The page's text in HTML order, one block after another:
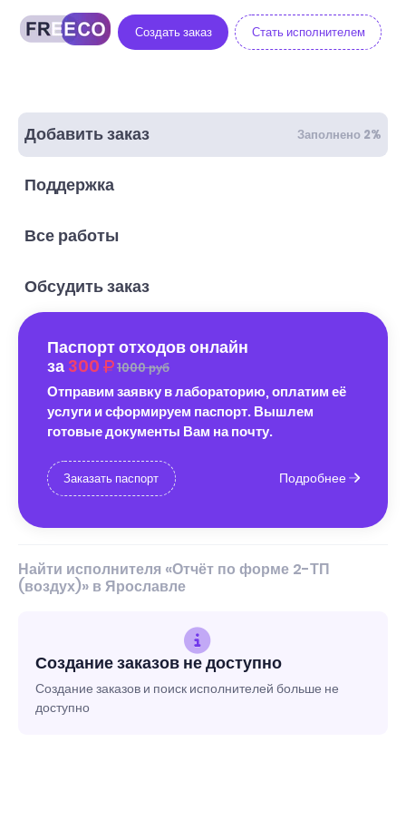
Создать заказ Стать исполнителем
Добавить заказ Заполнено 2%
Поддержка
Все работы
Обсудить заказ
Паспорт отходов онлайн
за 300 1000 руб
Отправим заявку в лабораторию, оплатим её
услуги и сформируем паспорт. Вышлем
готовые документы Вам на почту.
Заказать паспорт Подробнее
Найти исполнителя «Отчёт по форме 2-ТП
(воздух)» в Ярославле
Создание заказов не доступно
Создание заказов и поиск исполнителей больше не
доступно